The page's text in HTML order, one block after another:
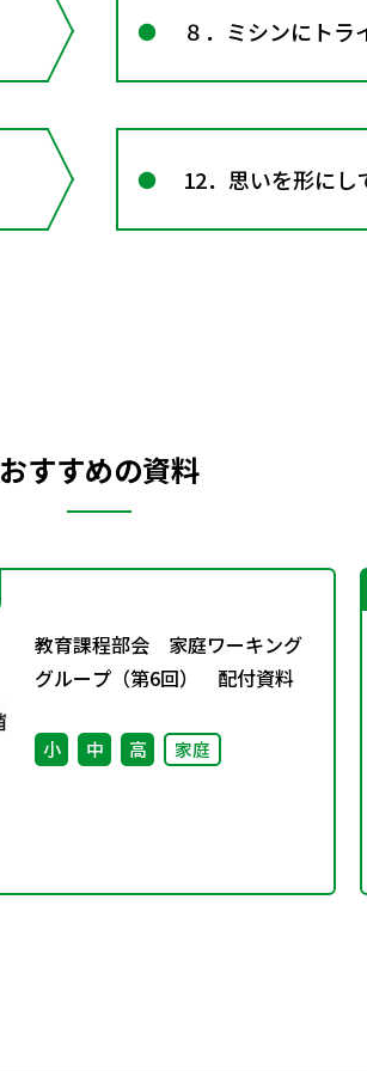
８．ミシンにト
12．思いを形に
おすすめの資料
教育課程部会 家庭ワーキング
グループ（第6回） 配付資料
小 中 高 家庭